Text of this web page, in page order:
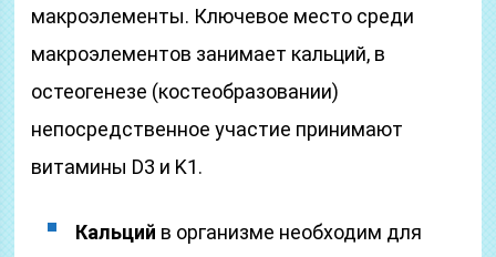
макроэлементы. Ключевое место среди
макроэлементов занимает кальций, в
остеогенезе (костеобразовании)
непосредственное участие принимают
витамины D3 и K1.
Кальций в организме необходим для